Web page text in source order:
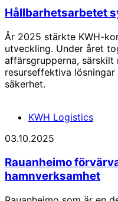
Hållbarhetsarbetet
År 2025 stärkte KWH-
utveckling. Under året
affärsgrupperna,
resurseffektiva
säkerhet.
KWH Logistics
03.10.2025
Rauanheimo
hamnverksamhet